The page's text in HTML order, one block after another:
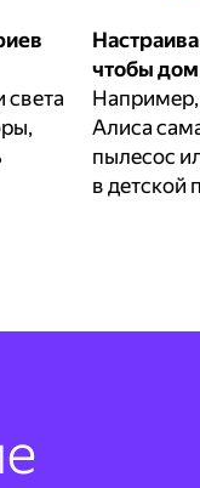
чтобы дом
Например,
Алиса
пылесос
в детской